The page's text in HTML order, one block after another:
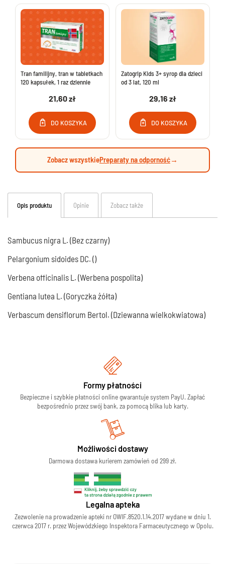
Tran familijny, tran w tabletkach
120 kapsułek, 1 raz dziennie
21,60 zł
DO KOSZYKA
Zatogrip Kids 3+ syrop dla dzieci
od 3 lat, 120 ml
29,16 zł
DO KOSZYKA
Zobacz wszystkiePreparaty na odporność→
Opis produktu Opinie Zobacz także
Sambucus nigra L. (Bez czarny)
Pelargonium sidoides DC. ()
Verbena officinalis L. (Werbena pospolita)
Gentiana lutea L. (Goryczka żółta)
Verbascum densiflorum Bertol. (Dziewanna wielkokwiatowa)
Formy płatności
Bezpieczne i szybkie płatności online gwarantuje system PayU. Zapłać
bezpośrednio przez swój bank, za pomocą blika lub karty.
Możliwości dostawy
Darmowa dostawa kurierem zamówień od 299 zł.
Legalna apteka
Zezwolenie na prowadzenie apteki nr OWIF.8520.1.14.2017 wydane w dniu 1.
czerwca 2017 r. przez Wojewódzkiego Inspektora Farmaceutycznego w Opolu.